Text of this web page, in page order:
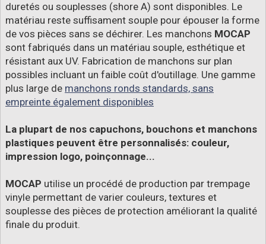
duretés ou souplesses (shore A) sont disponibles. Le
matériau reste suffisament souple pour épouser la forme
de vos pièces sans se déchirer. Les manchons MOCAP
sont fabriqués dans un matériau souple, esthétique et
résistant aux UV. Fabrication de manchons sur plan
possibles incluant un faible coût d'outillage. Une gamme
plus large de manchons ronds standards, sans
empreinte également disponibles
La plupart de nos capuchons, bouchons et manchons
plastiques peuvent être personnalisés: couleur,
impression logo, poinçonnage...
MOCAP utilise un procédé de production par trempage
vinyle permettant de varier couleurs, textures et
souplesse des pièces de protection améliorant la qualité
finale du produit.